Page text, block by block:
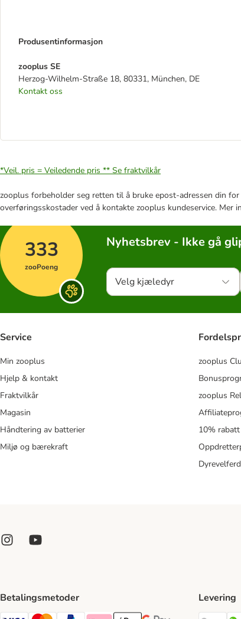
Produsentinformasjon
zooplus SE
Herzog-Wilhelm-Straße 18, 80331, München, DE
Kontakt oss
*Veil. pris = Veiledende pris ** Se fraktvilkår
zooplus forbeholder seg retten til å bruke epost-adressen din
overføringsskostader ved å kontakte zooplus kundeservice. Mer
333
zooPoeng
Nyhetsbrev - Ikke gå
Velg kjæledyr
Service
Min zooplus
Hjelp & kontakt
Fraktvilkår
Magasin
Håndtering av batterier
Miljø og bærekraft
zooplus
zooplus
10%
Betalingsmetoder Levering